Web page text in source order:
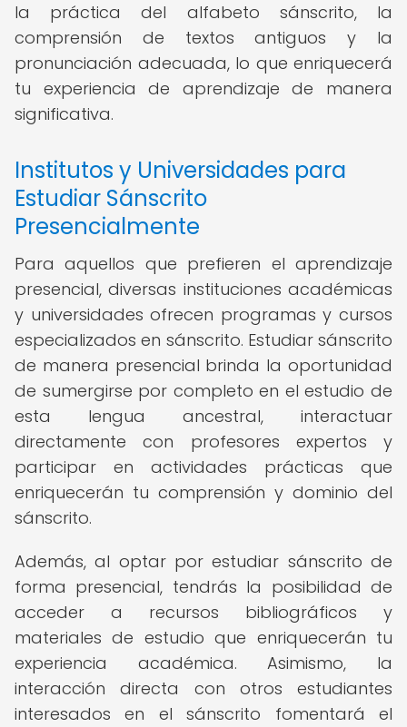
la práctica del alfabeto sánscrito, la
comprensión de textos antiguos y la
pronunciación adecuada, lo que enriquecerá
tu experiencia de aprendizaje de manera
significativa.
Institutos y Universidades para
Estudiar Sánscrito
Presencialmente
Para aquellos que prefieren el aprendizaje
presencial, diversas instituciones académicas
y universidades ofrecen programas y cursos
especializados en sánscrito. Estudiar sánscrito
de manera presencial brinda la oportunidad
de sumergirse por completo en el estudio de
esta lengua ancestral, interactuar
directamente con profesores expertos y
participar en actividades prácticas que
enriquecerán tu comprensión y dominio del
sánscrito.
Además, al optar por estudiar sánscrito de
forma presencial, tendrás la posibilidad de
acceder a recursos bibliográficos y
materiales de estudio que enriquecerán tu
experiencia académica. Asimismo, la
interacción directa con otros estudiantes
interesados en el sánscrito fomentará el